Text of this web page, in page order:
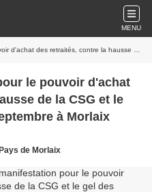
MENU
la hausse de la CSG et le gel des pensions le 28 septembre à Morlaix
le pouvoir d'achat
de la CSG et le
à Morlaix
de Morlaix